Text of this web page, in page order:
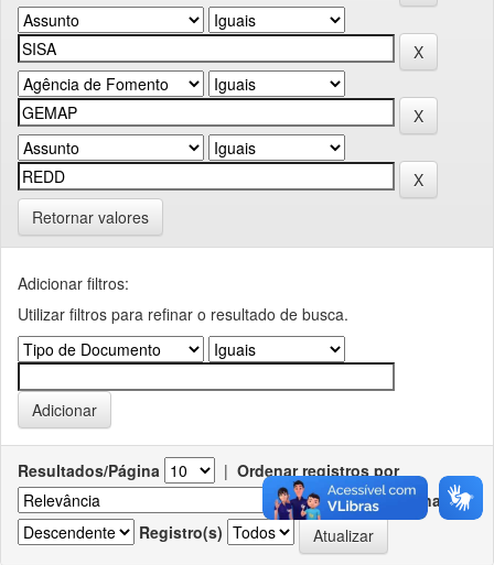
Retornar valores
Adicionar filtros:
Utilizar filtros para refinar o resultado de busca.
Resultados/Página | Ordenar registros por
Ordenar
Registro(s)